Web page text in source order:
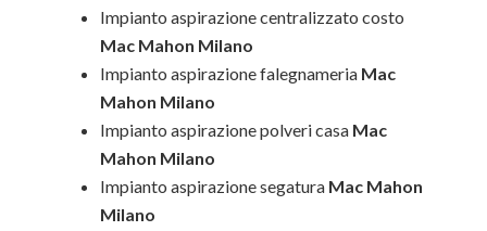
Impianto aspirazione centralizzato costo
Mac Mahon Milano
Impianto aspirazione falegnameria Mac
Mahon Milano
Impianto aspirazione polveri casa Mac
Mahon Milano
Impianto aspirazione segatura Mac Mahon
Milano